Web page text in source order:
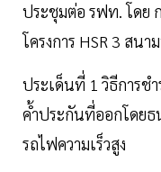
ประชุมต่อ รฟท. โด
โครงการ HSR 3 สน
ประเด็นที่ 1 วิธีการช
ค้ำประกันที่ออกโดยธ
รถไฟความเร็วสูง